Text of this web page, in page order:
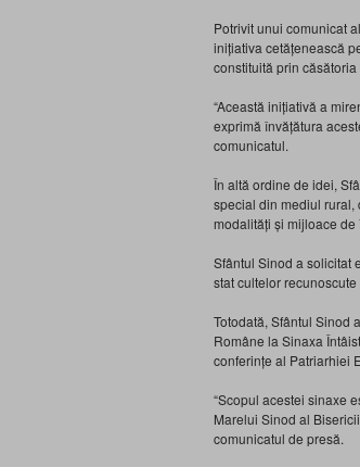
Potrivit unui comunicat
inițiativa cetățenească
constituită prin
“Această inițiativă a
exprimă învățătura
comunicatul.
În altă ordine de idei,
special din mediul rural,
modalități și mijloace
Sfântul Sinod a solicitat
stat cultelor
Totodată, Sfântul Sinod
Române la Sinaxa
conferințe al Patriarhiei
“Scopul acestei sinaxe
Marelui Sinod al
comunicatul de presă.